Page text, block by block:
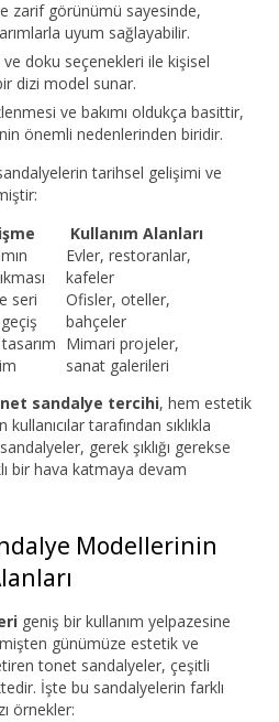
zarif görünümü sayesinde,
uyum sağlayabilir.
ve doku seçenekleri ile kişisel
dizi model sunar.
ve bakımı oldukça basittir,
önemli nedenlerinden biridir.
tarihsel gelişimi ve
Kullanım Alanları
Evler, restoranlar,
kafeler
seri
Ofisler, oteller,
bahçeler
Mimari projeler,
sanat galerileri
sandalye tercihi, hem estetik
tarafından sıklıkla
gerek şıklığı gerekse
bir hava katmaya devam
Modellerinin
geniş bir kullanım yelpazesine
günümüze estetik ve
tonet sandalyeler, çeşitli
İşte bu sandalyelerin farklı
örnekler: